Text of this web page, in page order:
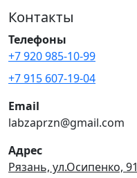
Контакты
Телефоны
+7 920 985-10-99
+7 915 607-19-04
Email
labzaprzn@gmail.com
Адрес
Рязань, ул.Осипенко, 91